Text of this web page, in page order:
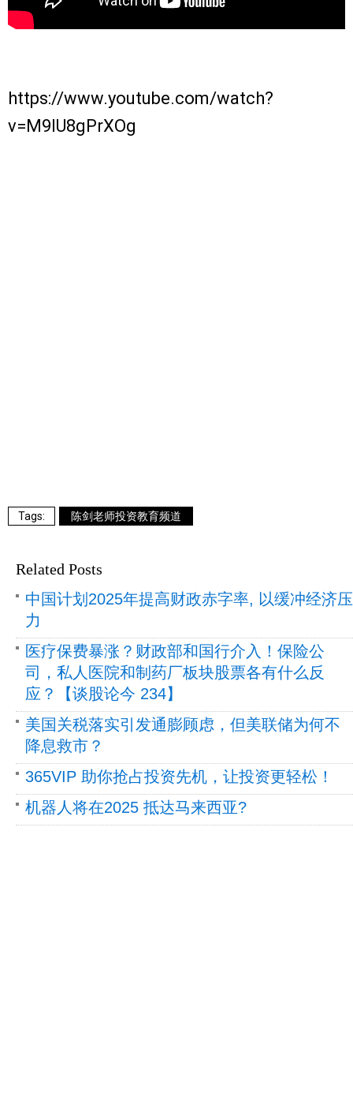
https://www.youtube.com/watch?
v=M9IU8gPrXOg
陈剑老师投资教育频道
Related Posts
中国计划2025年提高财政赤字率, 以缓冲经济压
力
医疗保费暴涨？财政部和国行介入！保险公
司，私人医院和制药厂板块股票各有什么反
应？【谈股论今 234】
美国关税落实引发通膨顾虑，但美联储为何不
降息救市？
365VIP 助你抢占投资先机，让投资更轻松！
机器人将在2025 抵达马来西亚?